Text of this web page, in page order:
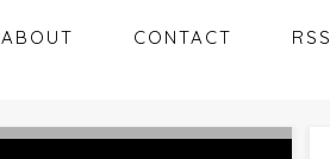
ABOUT CONTACT RSS